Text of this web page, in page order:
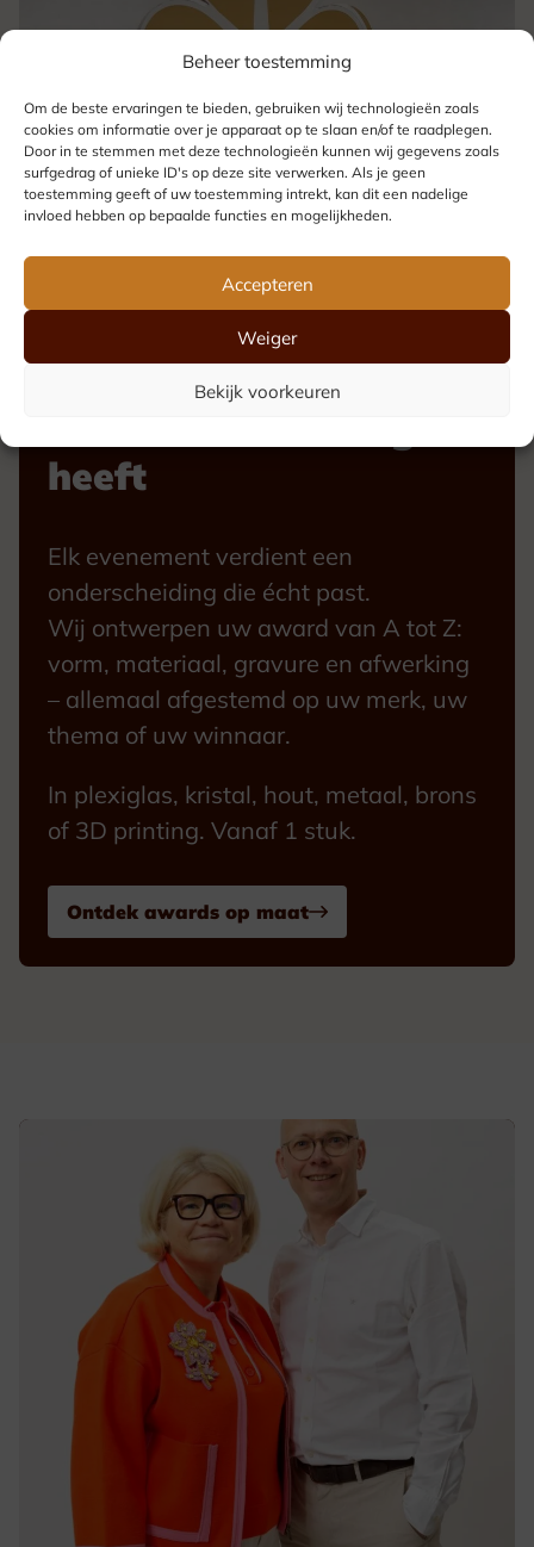
Beheer toestemming
Om de beste ervaringen te bieden, gebruiken wij technologieën zoals
cookies om informatie over je apparaat op te slaan en/of te raadplegen.
Door in te stemmen met deze technologieën kunnen wij gegevens zoals
surfgedrag of unieke ID's op deze site verwerken. Als je geen
toestemming geeft of uw toestemming intrekt, kan dit een nadelige
invloed hebben op bepaalde functies en mogelijkheden.
Accepteren
Weiger
Bekijk voorkeuren
Uw award, precies
heeft
Elk evenement verdient een
onderscheiding die écht past.
Wij ontwerpen uw award van A tot Z:
vorm, materiaal, gravure en afwerking
– allemaal afgestemd op uw merk, uw
thema of uw winnaar.
In plexiglas, kristal, hout, metaal, brons
of 3D printing. Vanaf 1 stuk.
Ontdek awards op maat